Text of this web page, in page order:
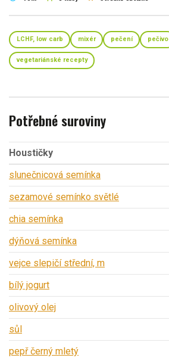
LCHF, low carb mixér pečení pečivo
vegetariánské recepty
Potřebné suroviny
Houstičky
slunečnicová semínka
sezamové semínko světlé
chia semínka
dýňová semínka
vejce slepičí střední, m
bílý jogurt
olivový olej
sůl
pepř černý mletý